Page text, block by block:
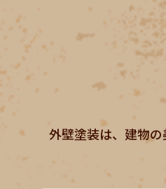
外壁塗装は、建物の